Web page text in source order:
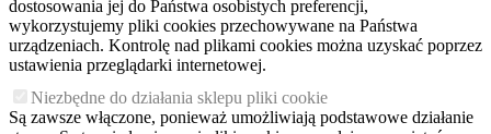
dostosowania jej do Państwa osobistych preferencji,
wykorzystujemy pliki cookies przechowywane na Państwa
urządzeniach. Kontrolę nad plikami cookies można uzyskać poprzez
ustawienia przeglądarki internetowej.
Niezbędne do działania sklepu pliki cookie
Są zawsze włączone, ponieważ umożliwiają podstawowe działanie